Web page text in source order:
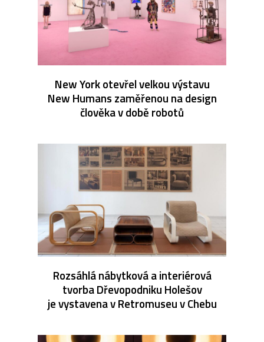
New York otevřel velkou výstavu
New Humans zaměřenou na design
člověka v době robotů
Rozsáhlá nábytková a interiérová
tvorba Dřevopodniku Holešov
je vystavena v Retromuseu v Chebu